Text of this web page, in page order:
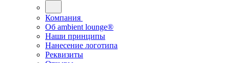
Компания
Oб ambient lounge®
Наши принципы
Нанесение логотипа
Реквизиты